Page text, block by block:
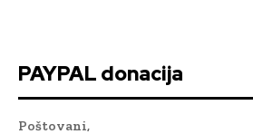
PAYPAL donacija
Poštovani,